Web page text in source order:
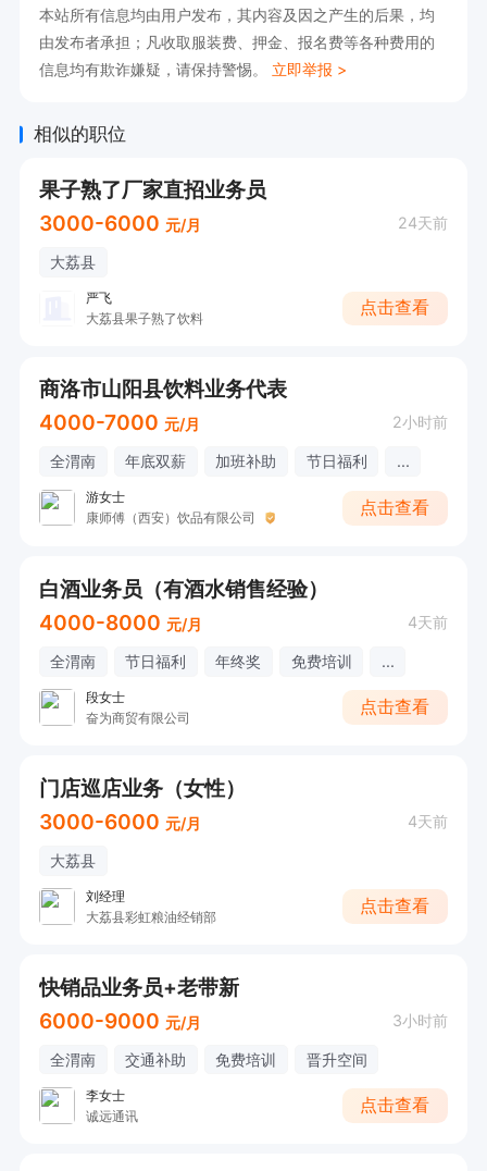
本站所有信息均由用户发布，其内容及因之产生的后果，均
由发布者承担；凡收取服装费、押金、报名费等各种费用的
信息均有欺诈嫌疑，请保持警惕。 立即举报 >
相似的职位
果子熟了厂家直招业务员
3000-6000 元/月 24天前
大荔县
严飞
大荔县果子熟了饮料
点击查看
商洛市山阳县饮料业务代表
4000-7000 元/月 2小时前
全渭南 年底双薪 加班补助 节日福利 ...
游女士
康师傅（西安）饮品有限公司
点击查看
白酒业务员（有酒水销售经验）
4000-8000 元/月 4天前
全渭南 节日福利 年终奖 免费培训 ...
段女士
奋为商贸有限公司
点击查看
门店巡店业务（女性）
3000-6000 元/月 4天前
大荔县
刘经理
大荔县彩虹粮油经销部
点击查看
快销品业务员+老带新
6000-9000 元/月 3小时前
全渭南 交通补助 免费培训 晋升空间
李女士
诚远通讯
点击查看